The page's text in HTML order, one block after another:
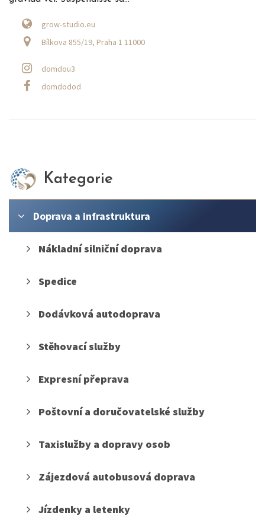
grow-studio.eu
Bílkova 855/19, Praha 1 11000
domdou3
domdodod
Kategorie
Doprava a infrastruktura
Nákladní silniční doprava
Spedice
Dodávková autodoprava
Stěhovací služby
Expresní přeprava
Poštovní a doručovatelské služby
Taxislužby a dopravy osob
Zájezdová autobusová doprava
Jízdenky a letenky